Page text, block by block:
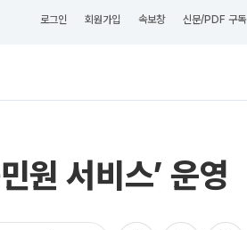
로그인 회원가입 속보창 신문/PDF 구독
원 서비스’ 운영